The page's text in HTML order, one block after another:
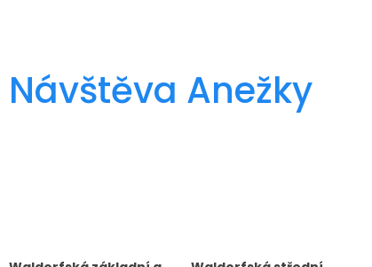
Návštěva Anežky